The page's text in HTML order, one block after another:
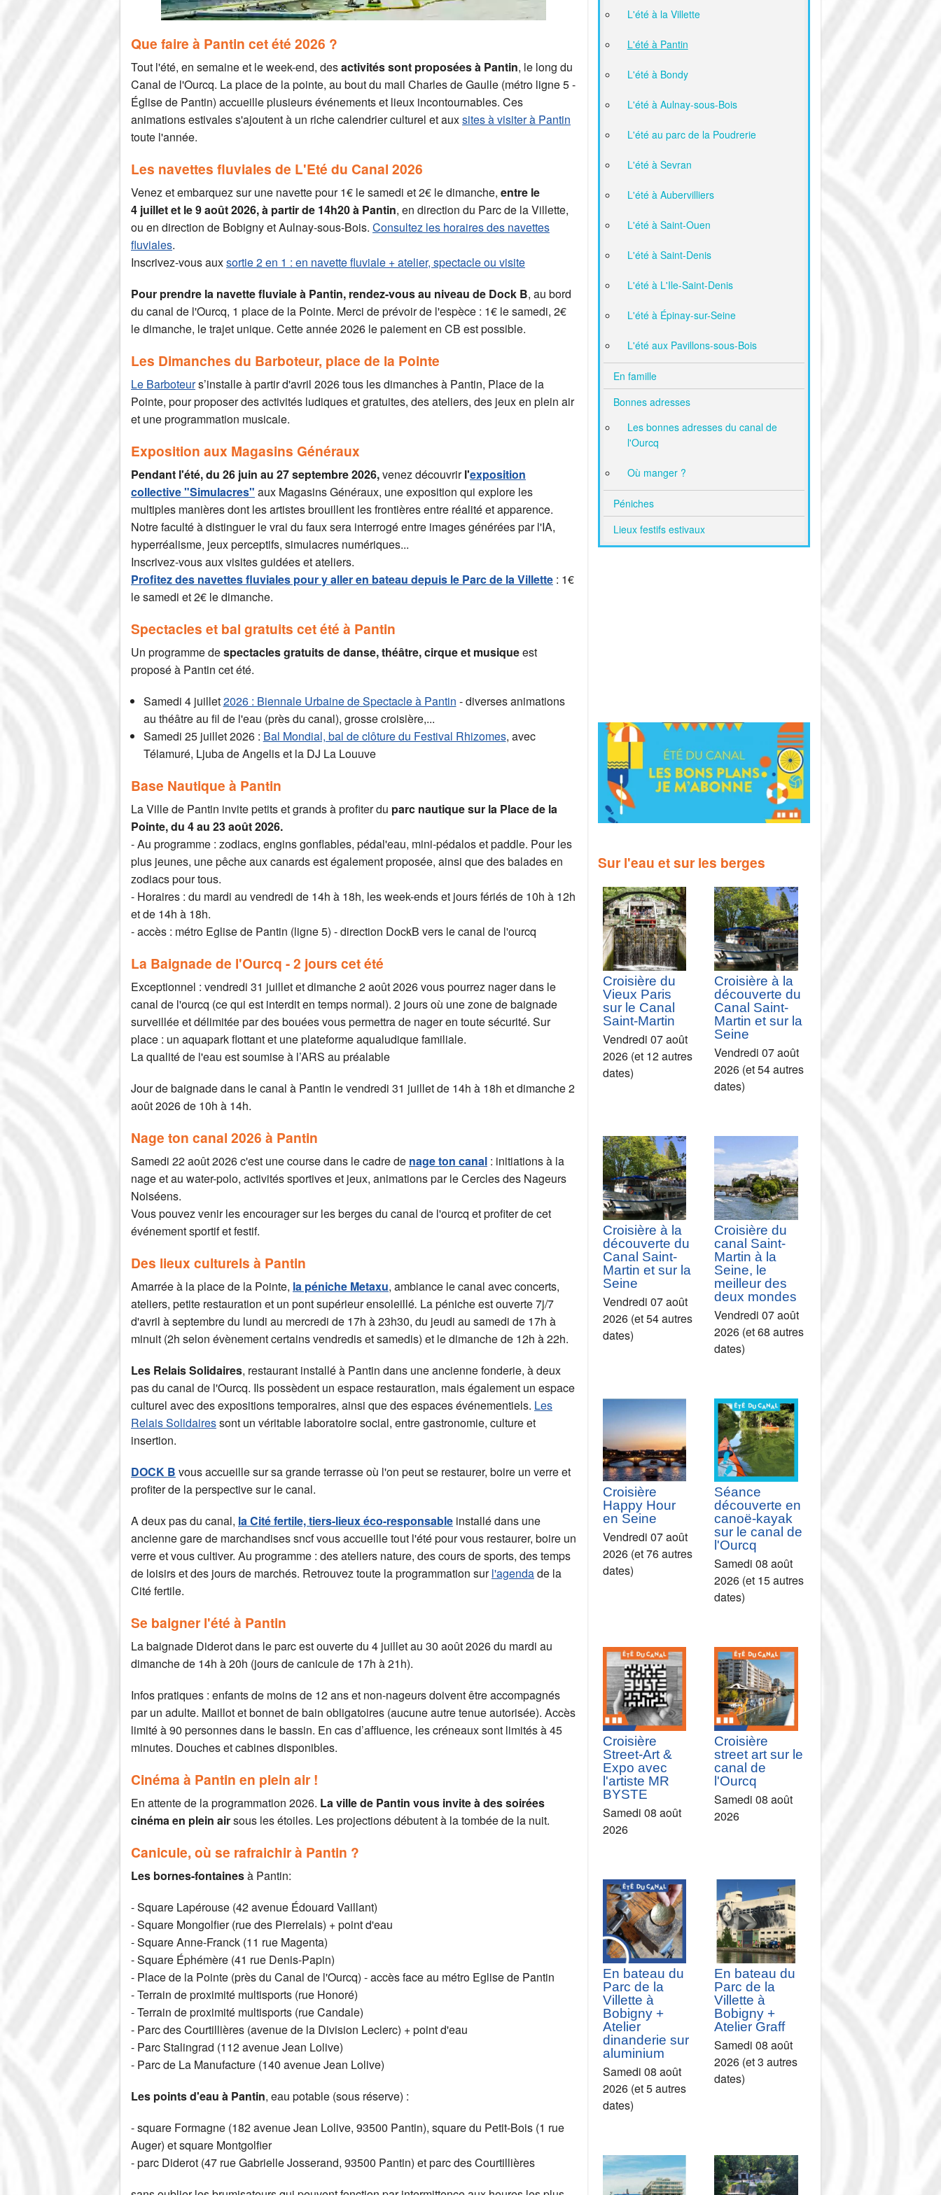
Que faire à Pantin cet été 2026 ?
Tout l'été, en semaine et le week-end, desactivités sont proposées à Pantin, le long du
Canal de l'Ourcq. La place de la pointe, au bout du mail Charles de Gaulle (métro ligne 5 -
Église de Pantin) accueille plusieurs événements et lieux incontournables. Ces
animations estivales s'ajoutent à un riche calendrier culturel et auxsites à visiter à Pantin
toute l'année.
Les navettes fluviales de L'Eté du Canal 2026
Venez et embarquez sur une navette pour 1€ le samedi et 2€ le dimanche, entre le
4 juillet et le 9 août 2026, à partir de 14h20 à Pantin, en direction du Parc de la Villette,
ou en direction de Bobigny et Aulnay-sous-Bois. Consultez les horaires des navettes
fluviales.
Inscrivez-vous auxsortie 2 en 1 : en navette fluviale + atelier, spectacle ou visite
Pour prendre la navette fluviale à Pantin, rendez-vous au niveau de Dock B, au bord
du canal de l'Ourcq, 1 place de la Pointe. Merci de prévoir de l'espèce : 1€ le samedi, 2€
le dimanche, le trajet unique. Cette année 2026 le paiement en CB est possible.
Les Dimanches du Barboteur, place de la Pointe
Le Barboteurs’installe à partir d'avril 2026 tous les dimanches à Pantin, Place de la
Pointe, pour proposer des activités ludiques et gratuites, des ateliers, des jeux en plein air
et une programmation musicale.
Exposition aux Magasins Généraux
Pendant l'été, du 26 juin au 27 septembre 2026,venez découvrirl'exposition
collective "Simulacres" aux Magasins Généraux, une exposition qui explore les
multiples manières dont les artistes brouillent les frontières entre réalité et apparence.
Notre faculté à distinguer le vrai du faux sera interrogé entre images générées par l'IA,
hyperréalisme, jeux perceptifs, simulacres numériques...
Inscrivez-vous aux visites guidées et ateliers.
Profitez des navettes fluviales pour y aller en bateau depuis le Parc de la Villette : 1€
le samedi et 2€ le dimanche.
Spectacles et bal gratuits cet été à Pantin
Un programme despectacles gratuits de danse, théâtre, cirque et musiqueest
proposé à Pantin cet été.
Samedi 4 juillet2026 : Biennale Urbaine de Spectacle à Pantin - diverses animations
au théâtre au fil de l'eau (près du canal), grosse croisière,...
Samedi 25 juillet 2026 : Bal Mondial, bal de clôture du Festival Rhizomes, avec
Télamuré, Ljuba de Angelis et la DJ La Louuve
Base Nautique à Pantin
La Ville de Pantin invite petits et grands à profiter du parc nautique sur la Place de la
Pointe, du 4 au 23 août 2026.
- Au programme : zodiacs, engins gonflables, pédal'eau, mini-pédalos et paddle. Pour les
plus jeunes, une pêche aux canards est également proposée, ainsi que des balades en
zodiacs pour tous.
- Horaires : du mardi au vendredi de 14h à 18h, les week-ends et jours fériés de 10h à 12h
et de 14h à 18h.
- accès : métro Eglise de Pantin (ligne 5) - direction DockB vers le canal de l'ourcq
La Baignade de l'Ourcq - 2 jours cet été
Exceptionnel : vendredi 31 juillet et dimanche 2 août 2026 vous pourrez nager dans le
canal de l'ourcq (ce qui est interdit en temps normal). 2 jours où une zone de baignade
surveillée et délimitée par des bouées vous permettra de nager en toute sécurité. Sur
place : un aquapark flottant et une plateforme aqualudique familiale.
La qualité de l'eau est soumise à l’ARS au préalable
Jour de baignade dans le canal à Pantin le vendredi 31 juillet de 14h à 18h et dimanche 2
août 2026 de 10h à 14h.
Nage ton canal 2026 à Pantin
Samedi 22 août 2026 c'est une course dans le cadre de nage ton canal : initiations à la
nage et au water-polo, activités sportives et jeux, animations par le Cercles des Nageurs
Noiséens.
Vous pouvez venir les encourager sur les berges du canal de l'ourcq et profiter de cet
événement sportif et festif.
Des lieux culturels à Pantin
Amarrée à la place de la Pointe, la péniche Metaxu, ambiance le canal avec concerts,
ateliers, petite restauration et un pont supérieur ensoleillé. La péniche est ouverte 7j/7
d'avril à septembre du lundi au mercredi de 17h à 23h30, du jeudi au samedi de 17h à
minuit (2h selon évènement certains vendredis et samedis) et le dimanche de 12h à 22h.
Les Relais Solidaires, restaurant installé à Pantin dans une ancienne fonderie, à deux
pas du canal de l'Ourcq. Ils possèdent un espace restauration, mais également un espace
culturel avec des expositions temporaires, ainsi que des espaces événementiels. Les
Relais Solidairessont un véritable laboratoire social, entre gastronomie, culture et
insertion.
DOCK B vous accueille sur sa grande terrasse où l'on peut se restaurer, boire un verre et
profiter de la perspective sur le canal.
A deux pas du canal, la Cité fertile, tiers-lieux éco-responsable installé dans une
ancienne gare de marchandises sncf vous accueille tout l'été pour vous restaurer, boire un
verre et vous cultiver. Au programme : des ateliers nature, des cours de sports, des temps
de loisirs et des jours de marchés. Retrouvez toute la programmation surl'agendade la
Cité fertile.
Se baigner l'été à Pantin
La baignade Diderot dans le parc est ouverte du 4 juillet au 30 août 2026 du mardi au
dimanche de 14h à 20h (jours de canicule de 17h à 21h).
Infos pratiques : enfants de moins de 12 ans et non-nageurs doivent être accompagnés
par un adulte. Maillot et bonnet de bain obligatoires (aucune autre tenue autorisée). Accès
limité à 90 personnes dans le bassin. En cas d’affluence, les créneaux sont limités à 45
minutes. Douches et cabines disponibles.
Cinéma à Pantin en plein air !
En attente de la programmation 2026. La ville de Pantin vous invite à des soirées
cinéma en plein airsous les étoiles. Les projections débutent à la tombée de la nuit.
Canicule, où se rafraichir à Pantin ?
Les bornes-fontainesà Pantin:
- Square Lapérouse (42 avenue Édouard Vaillant)
- Square Mongolfier (rue des Pierrelais) + point d'eau
- Square Anne-Franck (11 rue Magenta)
- Square Éphémère (41 rue Denis-Papin)
- Place de la Pointe (près du Canal de l'Ourcq) - accès face au métro Eglise de Pantin
- Terrain de proximité multisports (rue Honoré)
- Terrain de proximité multisports (rue Candale)
- Parc des Courtillières (avenue de la Division Leclerc) + point d'eau
- Parc Stalingrad (112 avenue Jean Lolive)
- Parc de La Manufacture (140 avenue Jean Lolive)
Les points d'eau à Pantin, eau potable (sous réserve) :
- square Formagne (182 avenue Jean Lolive, 93500 Pantin), square du Petit-Bois (1 rue
Auger) et square Montgolfier
- parc Diderot (47 rue Gabrielle Josserand, 93500 Pantin) et parc des Courtillières
L'été à la Villette
L'été à Pantin
L'été à Bondy
L'été à Aulnay-sous-Bois
L'été au parc de la Poudrerie
L'été à Sevran
L'été à Aubervilliers
L'été à Saint-Ouen
L'été à Saint-Denis
L'été à L'Ile-Saint-Denis
L'été à Épinay-sur-Seine
L'été aux Pavillons-sous-Bois
En famille
Bonnes adresses
Les bonnes adresses du canal de
l'Ourcq
Où manger ?
Péniches
Lieux festifs estivaux
Sur l'eau et sur les berges
Croisière du
Vieux Paris
sur le Canal
Saint-Martin
Vendredi 07 août
2026 (et 12 autres
dates)
Croisière à la
découverte du
Canal Saint-
Martin et sur la
Seine
Vendredi 07 août
2026 (et 54 autres
dates)
Croisière à la
découverte du
Canal Saint-
Martin et sur la
Seine
Vendredi 07 août
2026 (et 54 autres
dates)
Croisière du
canal Saint-
Martin à la
Seine, le
meilleur des
deux mondes
Vendredi 07 août
2026 (et 68 autres
dates)
Croisière
Happy Hour
en Seine
Vendredi 07 août
2026 (et 76 autres
dates)
Séance
découverte en
canoë-kayak
sur le canal de
l'Ourcq
Samedi 08 août
2026 (et 15 autres
dates)
Croisière
Street-Art &
Expo avec
l'artiste MR
BYSTE
Samedi 08 août
2026
Croisière
street art sur le
canal de
l'Ourcq
Samedi 08 août
2026
En bateau du
Parc de la
Villette à
Bobigny +
Atelier
dinanderie sur
aluminium
Samedi 08 août
2026 (et 5 autres
dates)
En bateau du
Parc de la
Villette à
Bobigny +
Atelier Graff
Samedi 08 août
2026 (et 3 autres
dates)